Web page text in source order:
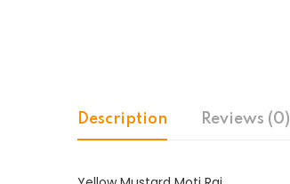
Description Reviews (0)